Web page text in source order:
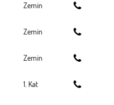
Zemin
Zemin
Zemin
1. Kat